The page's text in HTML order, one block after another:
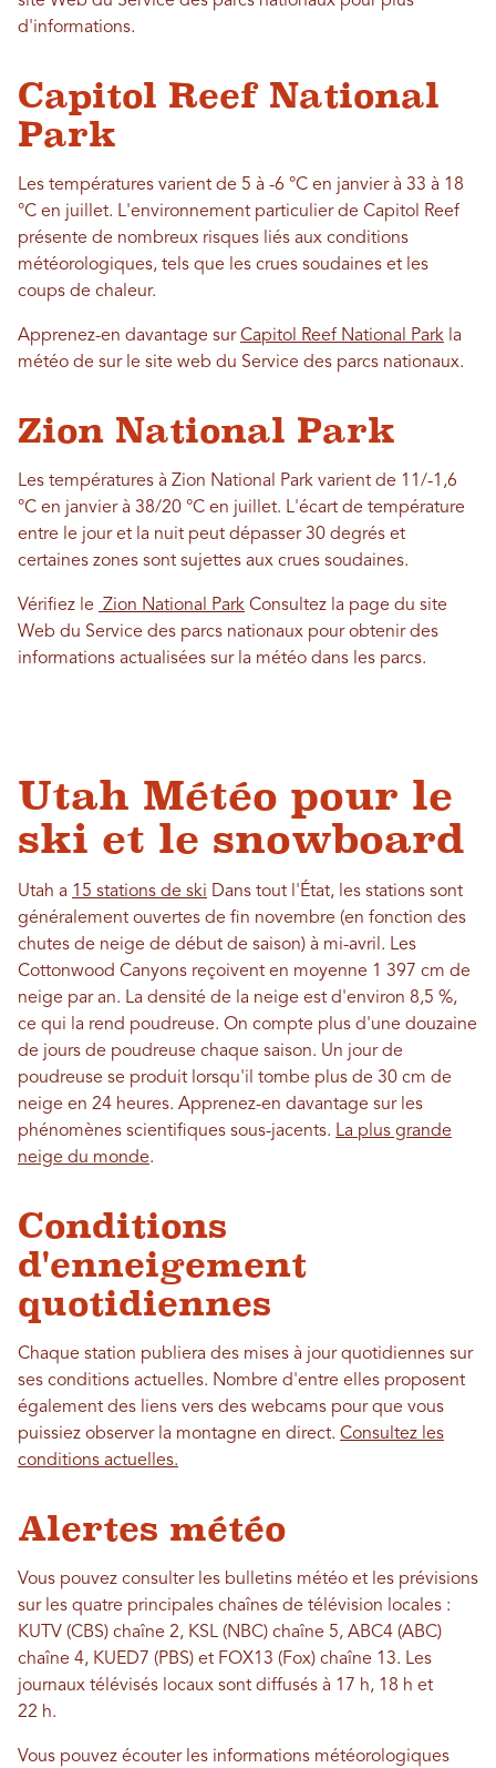
d'informations.
Capitol Reef National
Park
Les températures varient de 5 à -6 °C en janvier à 33 à 18
°C en juillet. L'environnement particulier de Capitol Reef
présente de nombreux risques liés aux conditions
météorologiques, tels que les crues soudaines et les
coups de chaleur.
Apprenez-en davantage surCapitol Reef National Park la
météo de sur le site web du Service des parcs nationaux.
Zion National Park
Les températures à Zion National Park varient de 11/-1,6
°C en janvier à 38/20 °C en juillet. L'écart de température
entre le jour et la nuit peut dépasser 30 degrés et
certaines zones sont sujettes aux crues soudaines.
Vérifiez le Zion National Park Consultez la page du site
Web du Service des parcs nationaux pour obtenir des
informations actualisées sur la météo dans les parcs.
Utah Météo pour le
ski et le snowboard
Utah a 15 stations de ski Dans tout l'État, les stations sont
généralement ouvertes de fin novembre (en fonction des
chutes de neige de début de saison) à mi-avril. Les
Cottonwood Canyons reçoivent en moyenne 1 397 cm de
neige par an. La densité de la neige est d'environ 8,5 %,
ce qui la rend poudreuse. On compte plus d'une douzaine
de jours de poudreuse chaque saison. Un jour de
poudreuse se produit lorsqu'il tombe plus de 30 cm de
neige en 24 heures. Apprenez-en davantage sur les
phénomènes scientifiques sous-jacents. La plus grande
neige du monde.
Conditions
d'enneigement
quotidiennes
Chaque station publiera des mises à jour quotidiennes sur
ses conditions actuelles. Nombre d'entre elles proposent
également des liens vers des webcams pour que vous
puissiez observer la montagne en direct. Consultez les
conditions actuelles.
Alertes météo
Vous pouvez consulter les bulletins météo et les prévisions
sur les quatre principales chaînes de télévision locales :
KUTV (CBS) chaîne 2, KSL (NBC) chaîne 5, ABC4 (ABC)
chaîne 4, KUED7 (PBS) et FOX13 (Fox) chaîne 13. Les
journaux télévisés locaux sont diffusés à 17 h, 18 h et
22 h.
Vous pouvez écouter les informations météorologiques